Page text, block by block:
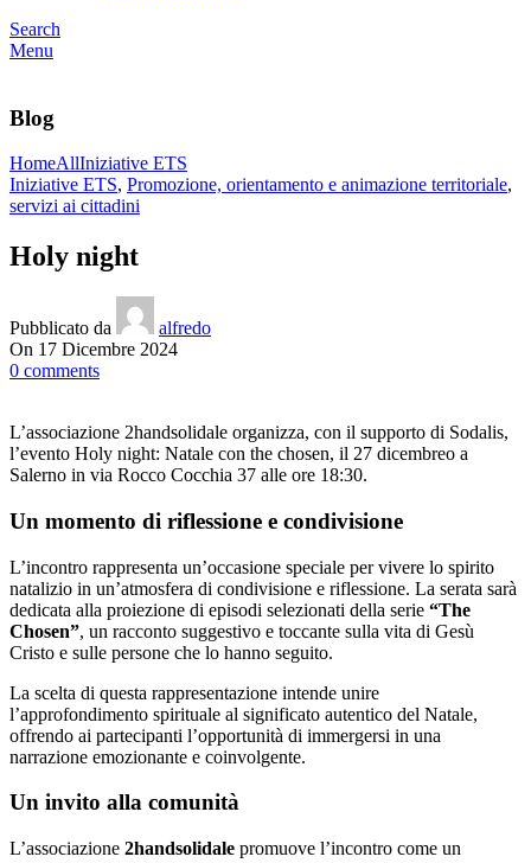
Search
Menu
Blog
HomeAllIniziative ETS
Iniziative ETS, Promozione, orientamento e animazione territoriale,
servizi ai cittadini
Holy night
Pubblicato da
alfredo
On 17 Dicembre 2024
0 comments
L’associazione 2handsolidale organizza, con il supporto di Sodalis,
l’evento Holy night: Natale con the chosen, il 27 dicembreo a
Salerno in via Rocco Cocchia 37 alle ore 18:30.
Un momento di riflessione e condivisione
L’incontro rappresenta un’occasione speciale per vivere lo spirito
natalizio in un’atmosfera di condivisione e riflessione. La serata sarà
dedicata alla proiezione di episodi selezionati della serie “The
Chosen”, un racconto suggestivo e toccante sulla vita di Gesù
Cristo e sulle persone che lo hanno seguito.
La scelta di questa rappresentazione intende unire
l’approfondimento spirituale al significato autentico del Natale,
offrendo ai partecipanti l’opportunità di immergersi in una
narrazione emozionante e coinvolgente.
Un invito alla comunità
L’associazione 2handsolidale promuove l’incontro come un